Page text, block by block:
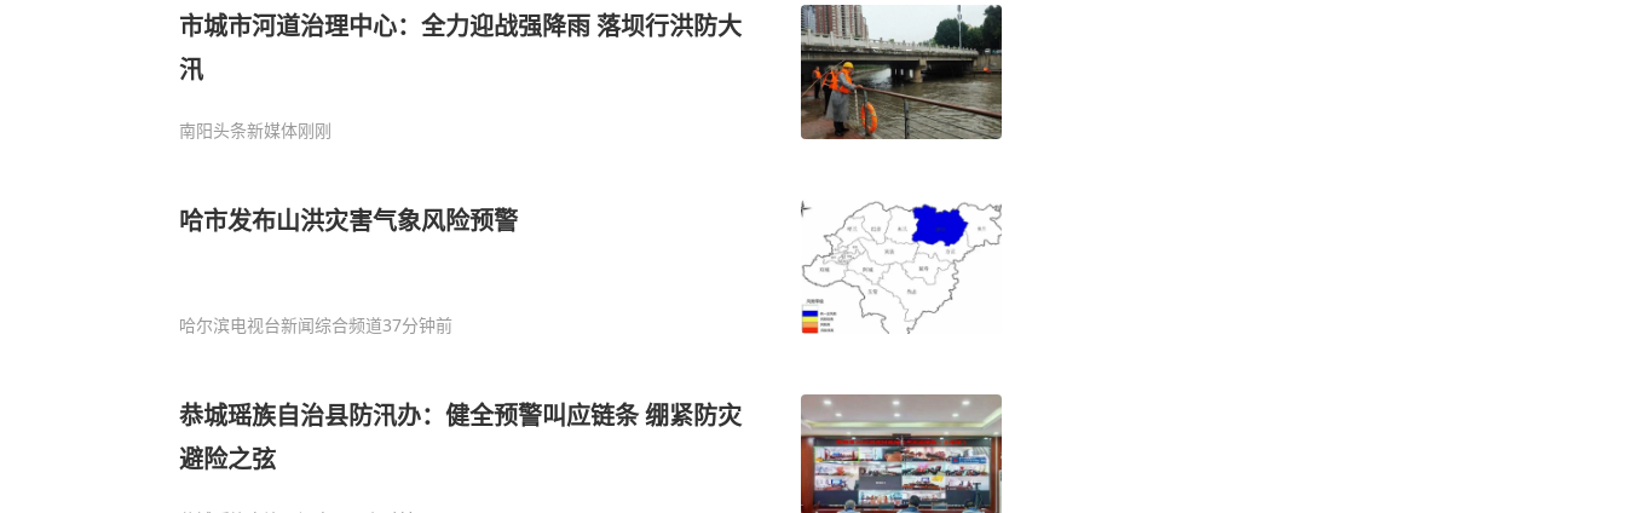
市城市河道治理中心：全力迎战强降雨 落坝行洪防大
汛
南阳头条新媒体刚刚
哈市发布山洪灾害气象风险预警
哈尔滨电视台新闻综合频道37分钟前
恭城瑶族自治县防汛办：健全预警叫应链条 绷紧防灾
避险之弦